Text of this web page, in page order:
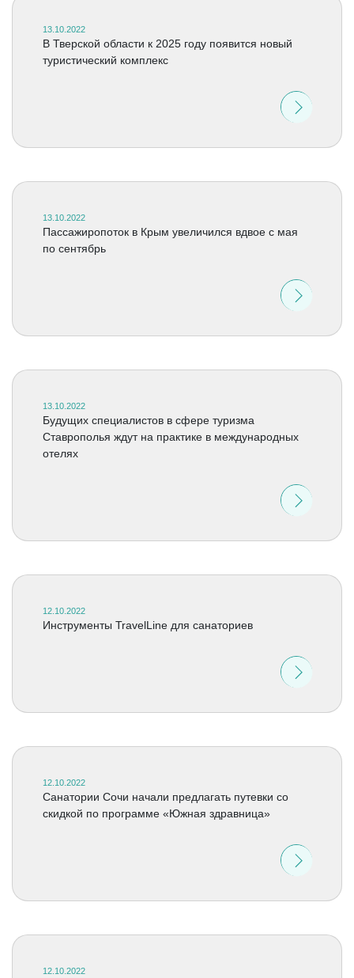
13.10.2022
В Тверской области к 2025 году появится новый
туристический комплекс
13.10.2022
Пассажиропоток в Крым увеличился вдвое с мая
по сентябрь
13.10.2022
Будущих специалистов в сфере туризма
Ставрополья ждут на практике в международных
отелях
12.10.2022
Инструменты TravelLine для санаториев
12.10.2022
Санатории Сочи начали предлагать путевки со
скидкой по программе «Южная здравница»
12.10.2022